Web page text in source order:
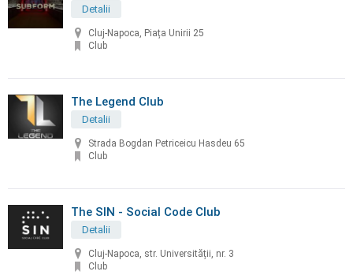
Detalii
Cluj-Napoca, Piața Unirii 25
Club
The Legend Club
Detalii
Strada Bogdan Petriceicu Hasdeu 65
Club
The SIN - Social Code Club
Detalii
Cluj-Napoca, str. Universității, nr. 3
Club